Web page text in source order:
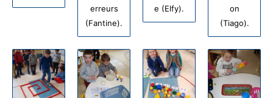
erreurs
(Fantine).
e (Elfy).
on
(Tiago).